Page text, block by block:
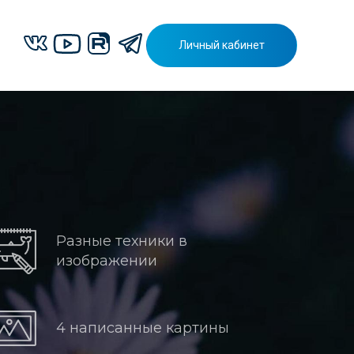
Личный кабинет
Разные техники в
изображении
4 написанные картины